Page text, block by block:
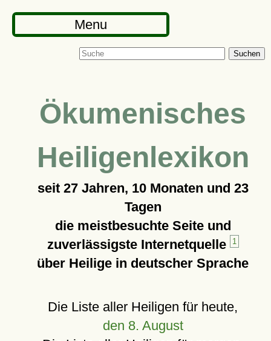
Menu
Suchen
Ökumenisches
Heiligenlexikon
seit 27 Jahren, 10 Monaten und 23
Tagen
die meistbesuchte Seite und
zuverlässigste Internetquelle
1
über Heilige in deutscher Sprache
Die Liste aller Heiligen für heute,
den 8. August